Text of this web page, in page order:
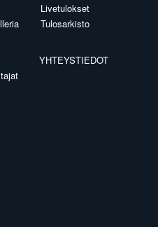
Livetulokset
Tulosarkisto
YHTEYSTIEDOT